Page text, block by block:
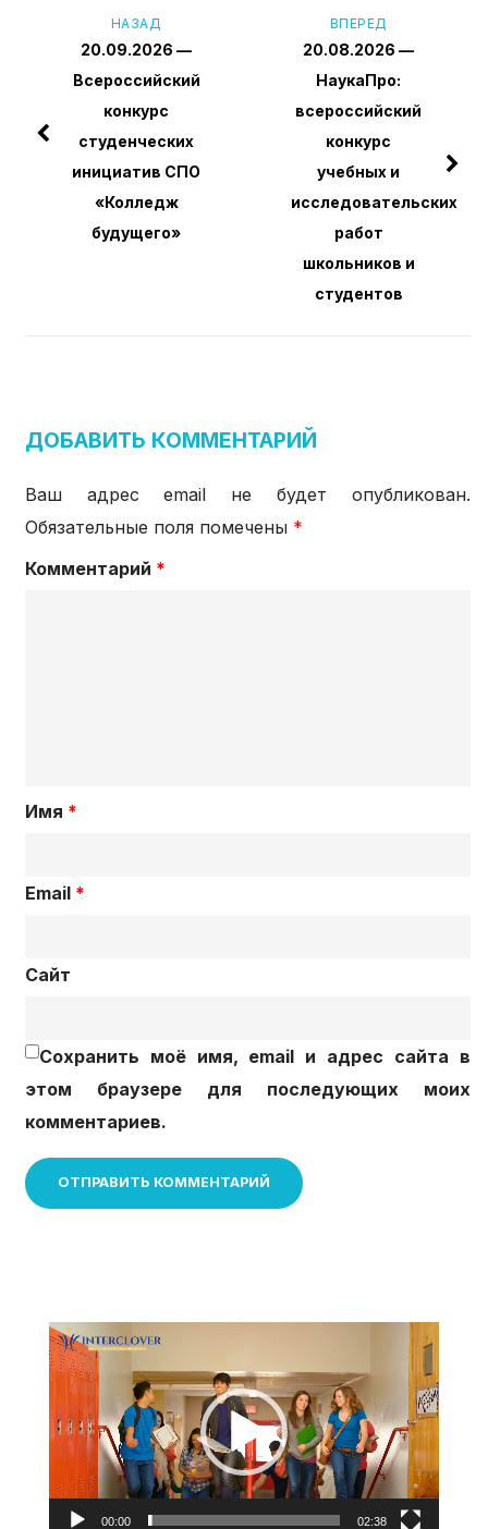
ВПЕРЕД
20.08.2026 —
НаукаПро:
всероссийский
конкурс
учебных и
исследовательских
работ
школьников и
студентов
НАЗАД
20.09.2026 —
Всероссийский
конкурс
студенческих
инициатив СПО
«Колледж
будущего»
ДОБАВИТЬ КОММЕНТАРИЙ
Ваш адрес email не будет опубликован.
Обязательные поля помечены *
Комментарий *
Имя *
Email *
Сайт
Сохранить моё имя, email и адрес сайта в
этом браузере для последующих моих
комментариев.
Видеоплеер
00:00 02:38